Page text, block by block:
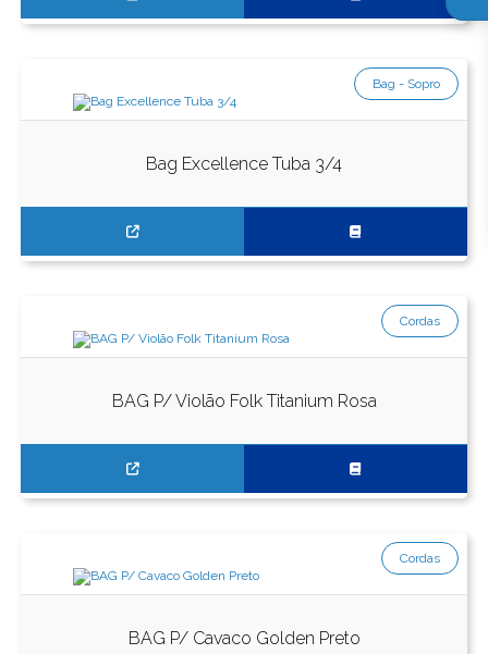
Bag Excellence Tuba 3/4
Bag - Sopro
BAG P/ Violão Folk Titanium Rosa
Cordas
BAG P/ Cavaco Golden Preto
Cordas